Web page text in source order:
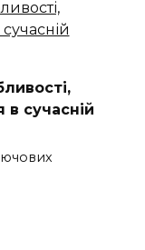
в сучасній